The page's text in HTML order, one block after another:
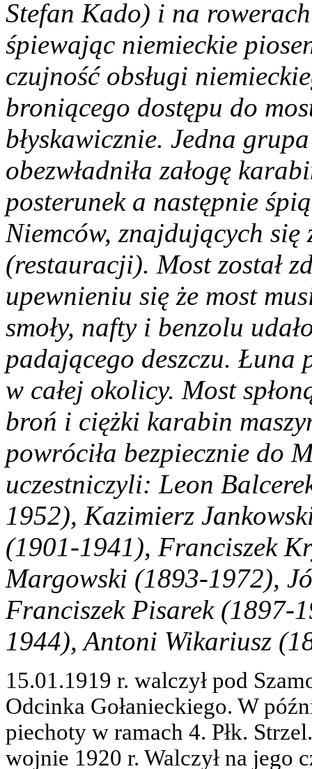
Stefan Kado) i na
śpiewając niemieckie
czujność obsługi
broniącego dostępu do
błyskawicznie. Jedna
obezwładniła załogę
posterunek a następnie
Niemców, znajdujących
(restauracji). Most został
upewnieniu się że most
smoły, nafty i benzolu
padającego deszczu. Łuna
w całej okolicy. Most
broń i ciężki karabin
powróciła bezpiecznie do
uczestniczyli: Leon
1952), Kazimierz
(1901-1941), Franciszek
Margowski (1893-1972),
Franciszek Pisarek (1897-
1944), Antoni Wikariusz
15.01.1919 r. walczył pod
Odcinka Gołanieckiego. W
piechoty w ramach 4. Płk.
wojnie 1920 r. Walczył na jego